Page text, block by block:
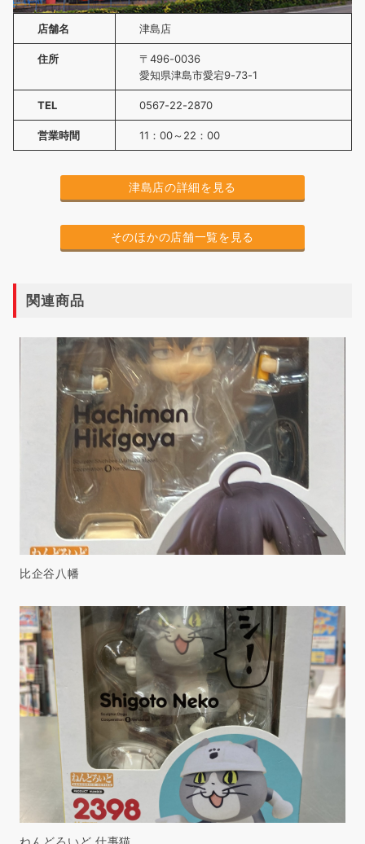
店舗名 津島店
住所
〒496-0036
愛知県津島市愛宕9-73-1
TEL 0567-22-2870
営業時間 11：00～22：00
津島店の詳細を見る
そのほかの店舗一覧を見る
関連商品
比企谷八幡